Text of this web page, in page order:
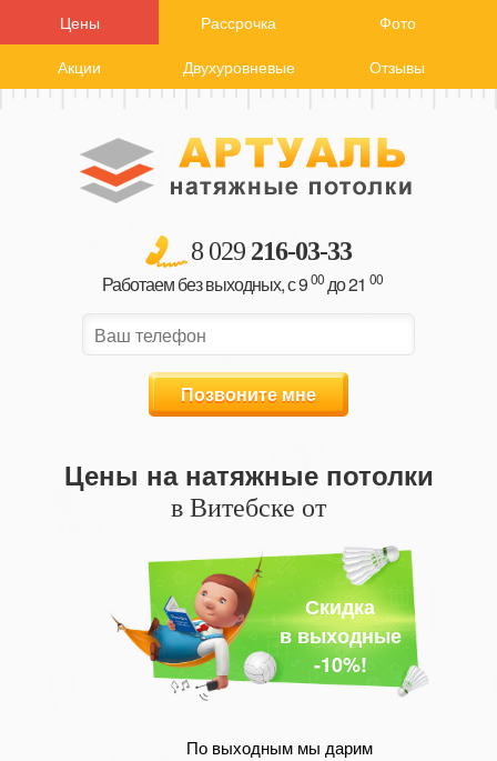
Цены Рассрочка
Фото
Акции
Двухуровневые Отзывы
8 029 216-03-33
Работаем без выходных, с 900до 21 00
Позвоните мне
Цены на натяжные потолки
в Витебске от
Скидка
в выходные
-10%!
По выходным мы дарим